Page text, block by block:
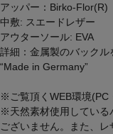
アッパー：Birko-Flor(R)
中敷: スエードレザー
アウターソール: EVA
詳細：金属製のバック
“Made in Germany”
※ご覧頂くWEB環境(PC
※天然素材使用している
ございません。また、